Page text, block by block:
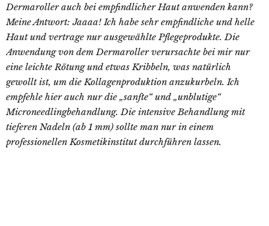
Dermaroller auch bei empfindlicher Haut anwenden kann?
Meine Antwort: Jaaaa! Ich habe sehr empfindliche und helle
Haut und vertrage nur ausgewählte Pflegeprodukte. Die
Anwendung von dem Dermaroller verursachte bei mir nur
eine leichte Rötung und etwas Kribbeln, was natürlich
gewollt ist, um die Kollagenproduktion anzukurbeln. Ich
empfehle hier auch nur die „sanfte“ und „unblutige“
Microneedlingbehandlung. Die intensive Behandlung mit
tieferen Nadeln (ab 1 mm) sollte man nur in einem
professionellen Kosmetikinstitut durchführen lassen.